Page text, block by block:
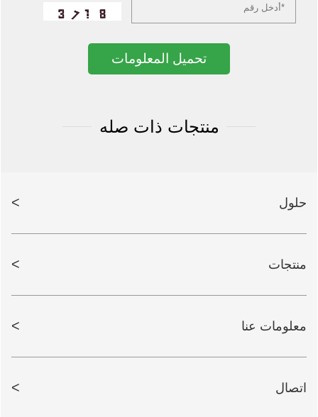
تحميل المعلومات
منتجات ذات صله
حلول >
منتجات >
معلومات عنا >
اتصال >